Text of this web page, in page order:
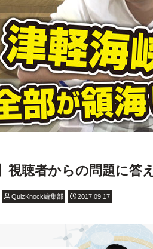
視聴者からの問題に答
QuizKnock編集部 2017.09.17